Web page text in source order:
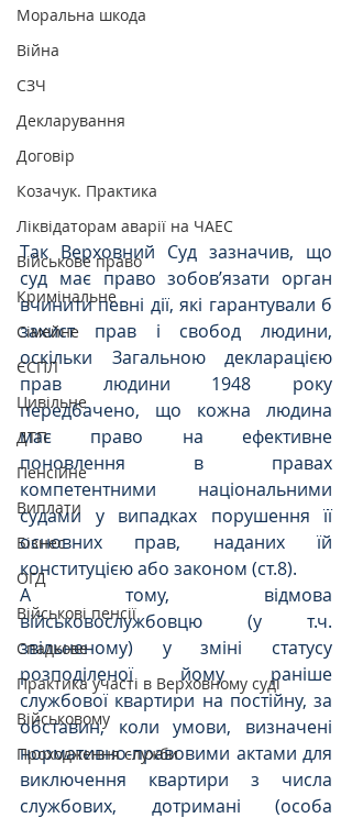
Моральна шкода
Війна
СЗЧ
Декларування
Договір
Козачук. Практика
Ліквідаторам аварії на ЧАЕС
Військове право
Кримінальне
Сімейне
ЄСПЛ
Цивільне
ДТП
Пенсійне
Виплати
Бізнес
ОГД
Військові пенсії
Спадкове
Практика участі в Верховному суді
Військовому
Проходження служби
Так Верховний Суд зазначив, що
суд має право зобов’язати орган
вчинити певні дії, які гарантували б
захист прав і свобод людини,
оскільки Загальною декларацією
прав людини 1948 року
передбачено, що кожна людина
має право на ефективне
поновлення в правах
компетентними національними
судами у випадках порушення її
основних прав, наданих їй
конституцією або законом (ст.8).
А тому, відмова
військовослужбовцю (у т.ч.
звільненому) у зміні статусу
розподіленої йому раніше
службової квартири на постійну, за
обставин, коли умови, визначені
нормативно-правовими актами для
виключення квартири з числа